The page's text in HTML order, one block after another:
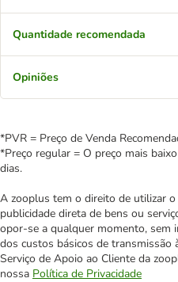
Quantidade recomendada
Opiniões
*PVR = Preço de Venda
*Preço regular = O preço mais
dias.
A zooplus tem o direito de utilizar o
publicidade direta de bens ou
opor-se a qualquer momento, sem
dos custos básicos de transmissão
Serviço de Apoio ao Cliente da
nossa Política de Privacidade